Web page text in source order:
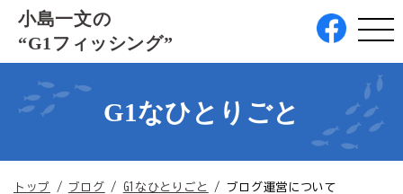
このページの本文へ
小島一文の
“G1フィッシング”
G1なひとりごと
現
トップ / ブログ / G1なひとりごと / ブログ運営について